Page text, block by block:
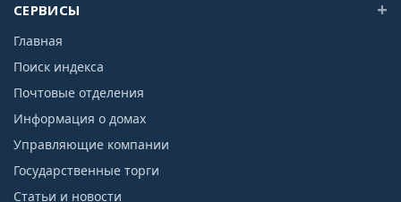
СЕРВИСЫ
Главная
Поиск индекса
Почтовые отделения
Информация о домах
Управляющие компании
Государственные торги
Статьи и новости